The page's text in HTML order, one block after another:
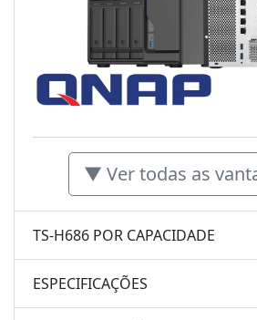
▼ Ver todas as
TS-H686 POR CAPACIDADE
ESPECIFICAÇÕES